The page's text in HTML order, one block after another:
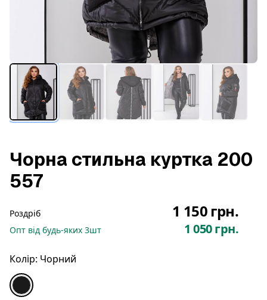
Чорна стильна куртка 200
557
Роздріб 1 150 грн.
Опт від будь-яких 3шт 1 050 грн.
Колір: Чорний